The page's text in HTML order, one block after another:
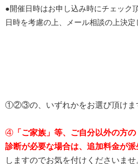
●開催日時はお申し込み時にチェック
日時を考慮の上、メール相談の上決定
①②③の、いずれかをお選び頂けま
④ 「ご家族」等、ご自分以外の方の
診断が必要な場合は、追加料金が派
しますのでお気を付けくださいませ